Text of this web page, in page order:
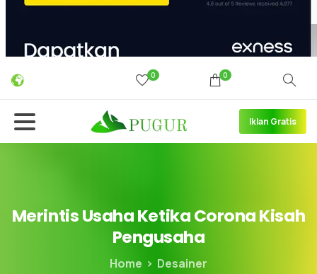
0 0
Iklan Gratis
MerintisUsahaKetikaCoronaKisah
Pengusaha
Home
Desainer